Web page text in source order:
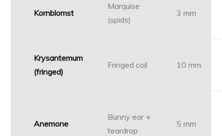
Kornblomst
Marquise
(spids)
3 mm
Krysantemum
(fringed)
Fringed coil 10 mm
Anemone
Bunny ear +
teardrop
5 mm